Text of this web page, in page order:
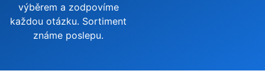
výběrem a zodpovíme
každou otázku. Sortiment
známe poslepu.